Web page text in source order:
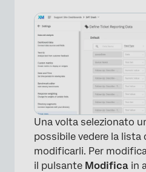
Una volta selezionato
possibile vedere la lista
modificarli. Per
il pulsante Modifica in